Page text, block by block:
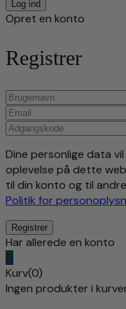
Opret en konto
Registrer
Dine personlige data
oplevelse på dette
til din konto og til
Politik for
Har allerede en konto
0
Kurv(0)
Ingen produkter i